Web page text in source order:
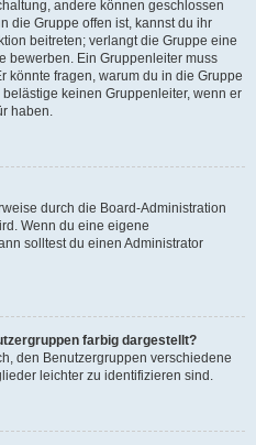
andere können geschlossen
die Gruppe offen ist, kannst du ihr
beitreten; verlangt die Gruppe eine
bewerben. Ein Gruppenleiter muss
könnte fragen, warum du in die Gruppe
keinen Gruppenleiter, wenn er
haben.
durch die Board-Administration
Wenn du eine eigene
solltest du einen Administrator
farbig dargestellt?
den Benutzergruppen verschiedene
leichter zu identifizieren sind.